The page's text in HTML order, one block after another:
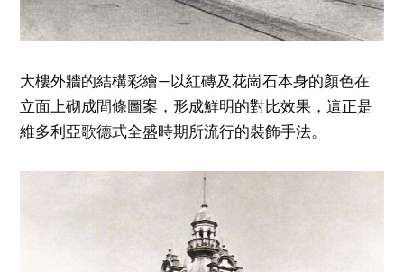
大樓外牆的結構彩繪—以紅磚及花崗石本身的顏色在
立面上砌成間條圖案，形成鮮明的對比效果，這正是
維多利亞歌德式全盛時期所流行的裝飾手法。